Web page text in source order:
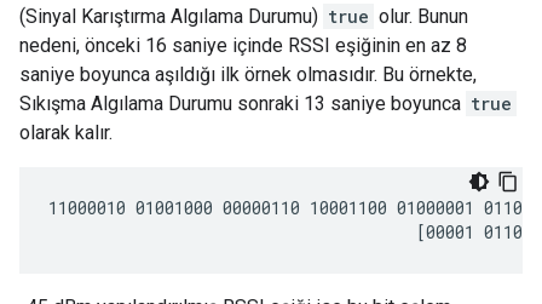
(Sinyal Karıştırma Algılama Durumu) true olur. Bunun
nedeni, önceki 16 saniye içinde RSSI eşiğinin en az 8
saniye boyunca aşıldığı ilk örnek olmasıdır. Bu örnekte,
Sıkışma Algılama Durumu sonraki 13 saniye boyunca true
olarak kalır.
11000010 01001000 00000110 10001100 01000001